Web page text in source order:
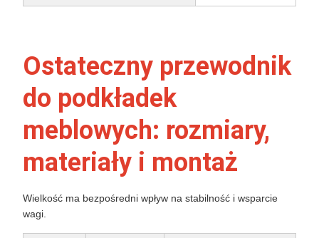
Ostateczny przewodnik
do podkładek
meblowych: rozmiary,
materiały i montaż
Wielkość ma bezpośredni wpływ na stabilność i wsparcie
wagi.